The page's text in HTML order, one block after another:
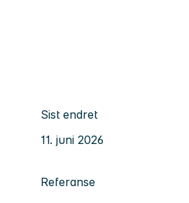
Sist endret
11. juni 2026
Referanse